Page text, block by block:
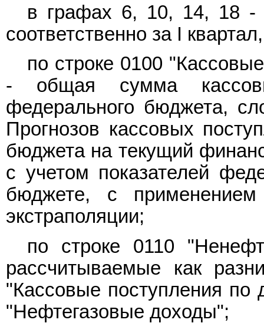
в графах 6, 10, 14, 18 -
соответственно за I
по строке 0100
- общая сумма
федерального бюджета,
Прогнозов кассовых
бюджета на текущий
с учетом показателей
бюджете, с
экстраполяции;
по строке 0110
рассчитываемые как
"Кассовые поступления по
"Нефтегазовые доходы";